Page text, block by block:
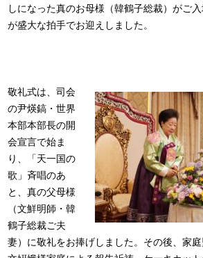
しになった真のお母様（韓鶴子総裁）がご
が盛大な拍手でお迎えしました。
敬礼式は、司会
の尹煐鎬・世界
本部本部長の開
会宣言で始ま
り、「天一国の
歌」斉唱のあ
と、真の父母様
（文鮮明師・韓
鶴子総裁ご夫
妻）に敬礼をお捧げしました。その後、家